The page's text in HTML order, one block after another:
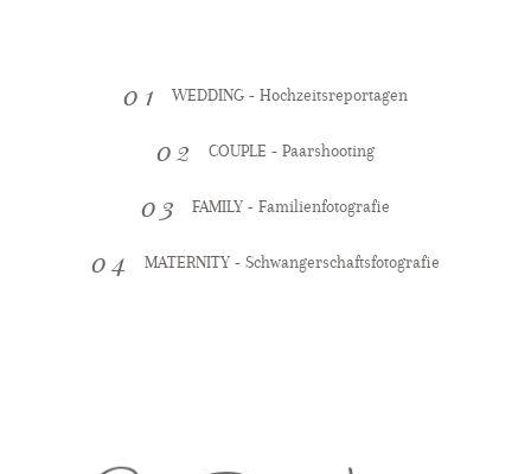
ÜBER MICH
JOURNAL
01 WEDDING - Hochzeitsreportagen
02 COUPLE - Paarshooting
03 FAMILY - Familienfotografie
04 MATERNITY - Schwangerschaftsfotografie